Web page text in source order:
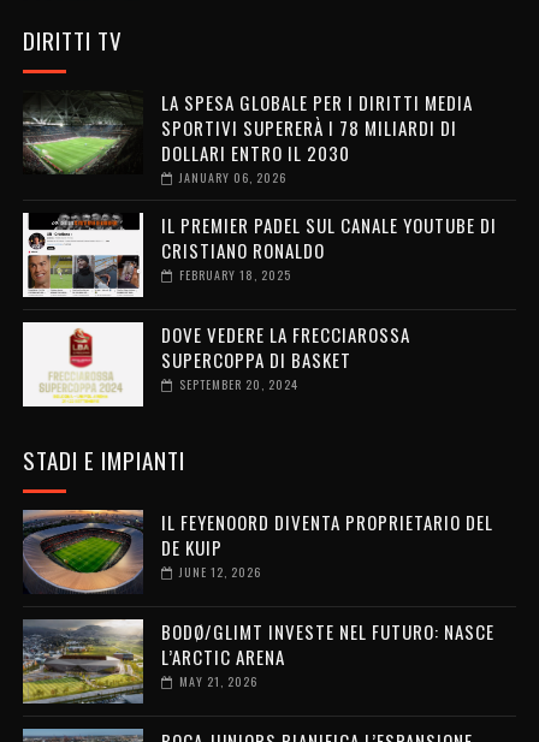
DIRITTI TV
LA SPESA GLOBALE PER I DIRITTI MEDIA
SPORTIVI SUPERERÀ I 78 MILIARDI DI
DOLLARI ENTRO IL 2030
JANUARY 06, 2026
IL PREMIER PADEL SUL CANALE YOUTUBE DI
CRISTIANO RONALDO
FEBRUARY 18, 2025
DOVE VEDERE LA FRECCIAROSSA
SUPERCOPPA DI BASKET
SEPTEMBER 20, 2024
STADI E IMPIANTI
IL FEYENOORD DIVENTA PROPRIETARIO DEL
DE KUIP
JUNE 12, 2026
BODØ/GLIMT INVESTE NEL FUTURO: NASCE
L’ARCTIC ARENA
MAY 21, 2026